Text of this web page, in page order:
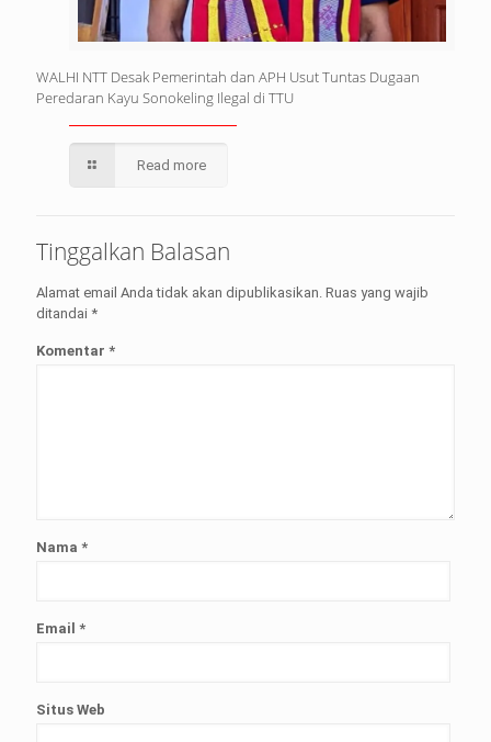
WALHI NTT Desak Pemerintah dan APH Usut Tuntas Dugaan
Peredaran Kayu Sonokeling Ilegal di TTU
Read more
Tinggalkan Balasan
Alamat email Anda tidak akan dipublikasikan. Ruas yang wajib
ditandai *
Komentar *
Nama *
Email *
Situs Web